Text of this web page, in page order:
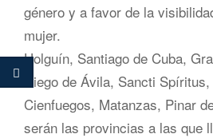
género y a favor de la
mujer.
Holguín, Santiago de Cuba,
Ciego de Ávila, Sancti
Cienfuegos, Matanzas, Pinar
serán las provincias a las que